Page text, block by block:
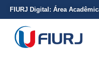
FIURJ Digital: Área